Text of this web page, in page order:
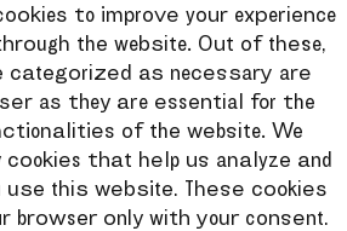
to improve your experience
the website. Out of these,
categorized as necessary are
as they are essential for the
of the website. We
that help us analyze and
use this website. These cookies
browser only with your consent.